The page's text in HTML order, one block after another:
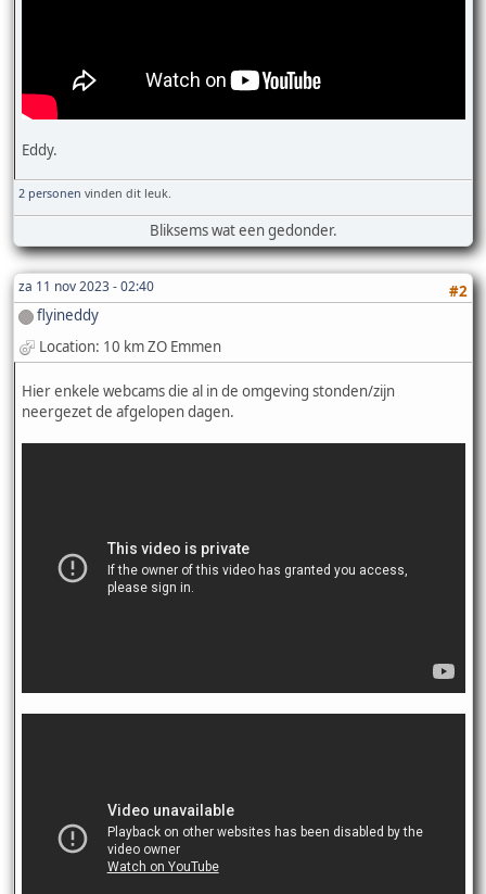
Eddy.
2 personen vinden dit leuk.
Bliksems wat een gedonder.
za 11 nov 2023 - 02:40
#2
flyineddy
Location: 10 km ZO Emmen
Hier enkele webcams die al in de omgeving stonden/zijn
neergezet de afgelopen dagen.